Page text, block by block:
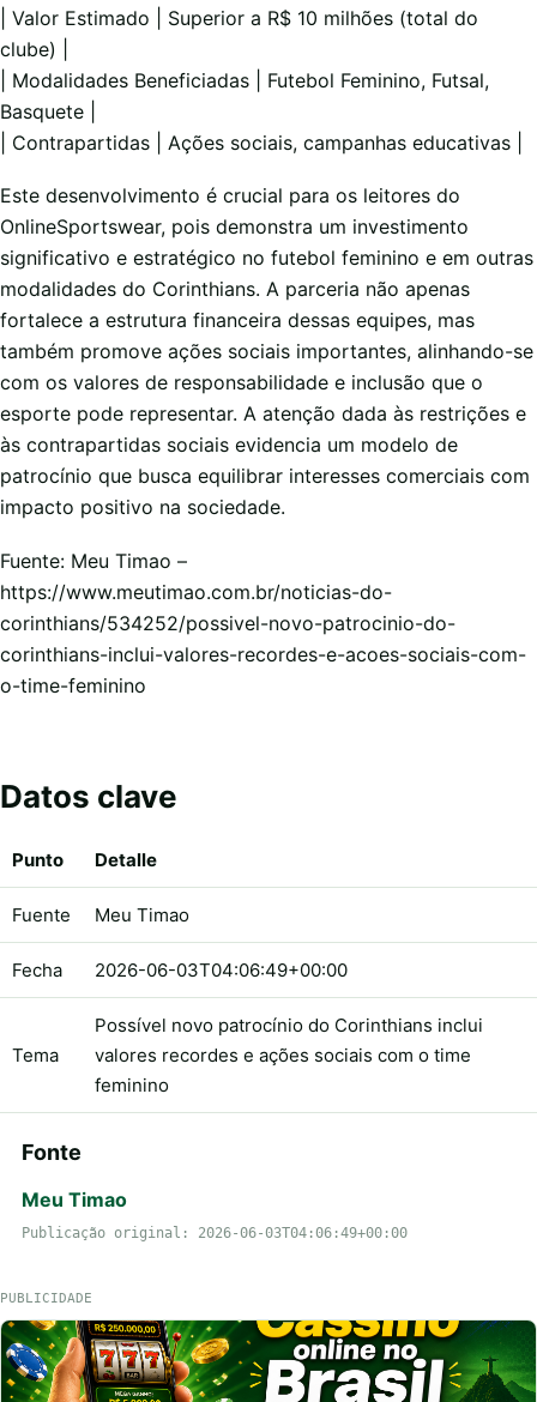
| Valor Estimado | Superior a R$ 10 milhões (total do
clube) |
| Modalidades Beneficiadas | Futebol Feminino, Futsal,
Basquete |
| Contrapartidas | Ações sociais, campanhas educativas |
Este desenvolvimento é crucial para os leitores do
OnlineSportswear, pois demonstra um investimento
significativo e estratégico no futebol feminino e em outras
modalidades do Corinthians. A parceria não apenas
fortalece a estrutura financeira dessas equipes, mas
também promove ações sociais importantes, alinhando-se
com os valores de responsabilidade e inclusão que o
esporte pode representar. A atenção dada às restrições e
às contrapartidas sociais evidencia um modelo de
patrocínio que busca equilibrar interesses comerciais com
impacto positivo na sociedade.
Fuente: Meu Timao –
https://www.meutimao.com.br/noticias-do-
corinthians/534252/possivel-novo-patrocinio-do-
corinthians-inclui-valores-recordes-e-acoes-sociais-com-
o-time-feminino
Datos clave
Punto Detalle
Fuente Meu Timao
Fecha 2026-06-03T04:06:49+00:00
Tema
Possível novo patrocínio do Corinthians inclui
valores recordes e ações sociais com o time
feminino
Fonte
Meu Timao
Publicação original: 2026-06-03T04:06:49+00:00
PUBLICIDADE